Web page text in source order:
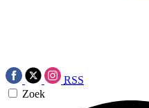
RSS
Zoek